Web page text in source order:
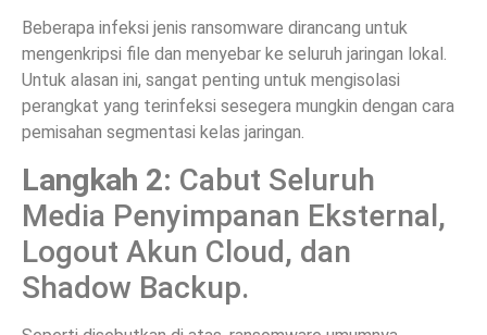
Beberapa infeksi jenis ransomware dirancang untuk
mengenkripsi file dan menyebar ke seluruh jaringan lokal.
Untuk alasan ini, sangat penting untuk mengisolasi
perangkat yang terinfeksi sesegera mungkin dengan cara
pemisahan segmentasi kelas jaringan.
Langkah 2: Cabut Seluruh
Media Penyimpanan Eksternal,
Logout Akun Cloud, dan
Shadow Backup.